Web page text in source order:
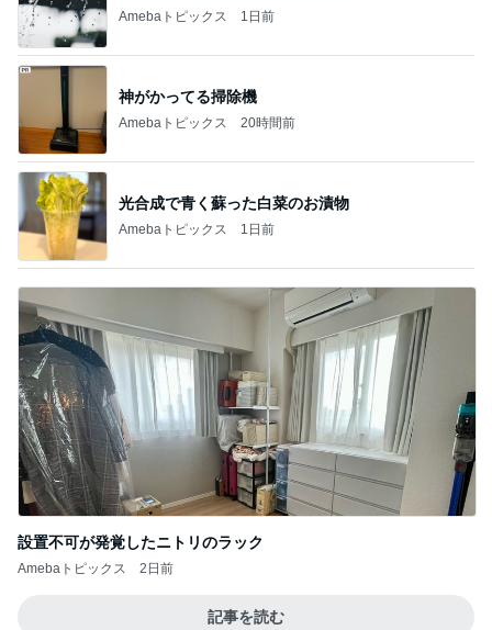
Amebaトピックス 1日前
神がかってる掃除機
Amebaトピックス 20時間前
光合成で青く蘇った白菜のお漬物
Amebaトピックス 1日前
設置不可が発覚したニトリのラック
Amebaトピックス 2日前
記事を読む